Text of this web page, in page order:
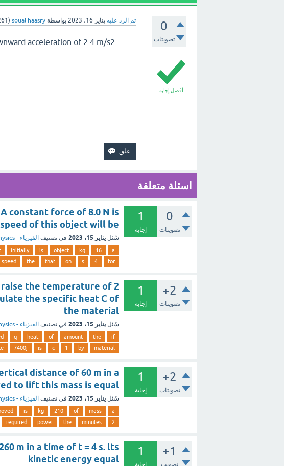
0
تصويتات
تم الرد عليه يناير 16، 2023 بواسطة soual haasry
(
أفضل إجابة
acceleration of 2.4 m/s2.
اسئلة متعلقة
0
تصويتات
1
إجابة
constant force of 8.0 N is
of this object will be
سُئل يناير 15، 2023 في تصنيف الفيزياء - Physics
a
16
kg
object
is
initially
for
4
s
on
that
the
speed
+2
تصويتات
1
إجابة
the temperature of 2
the specific heat C of
the material
سُئل يناير 15، 2023 في تصنيف الفيزياء - Physics
if
the
amount
of
heat
q
material
by
1
c
is
7400j
+2
تصويتات
1
إجابة
distance of 60 m in a
to lift this mass is equal
سُئل يناير 15، 2023 في تصنيف الفيزياء - Physics
a
mass
of
210
kg
is
2
minutes
the
power
required
+1
تصويت
1
إجابة
m in a time of t = 4 s. lts
kinetic energy equal